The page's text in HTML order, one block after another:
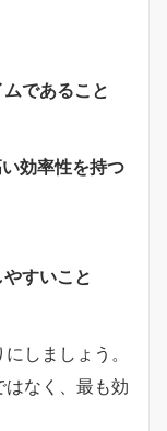
であること
効率性を持つ
すいこと
しましょう。
なく、最も効